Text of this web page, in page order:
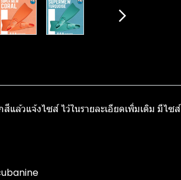
ล้วแจ้งไซส์ ไว้ในรายละเอียดเพิ่มเติม มีไ